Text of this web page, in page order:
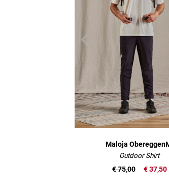
Maloja
Outdoor Shirt
€ 37,50
€ 75,00